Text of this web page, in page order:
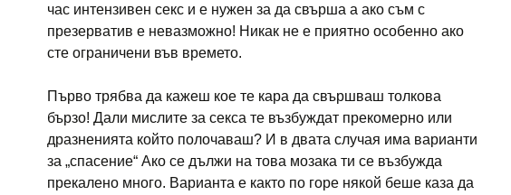
час интензивен секс и е нужен за да свърша а ако съм с
презерватив е невазможно! Никак не е приятно особенно ако
сте ограничени във времето.
Първо трябва да кажеш кое те кара да свършваш толкова
бързо! Дали мислите за секса те възбуждат прекомерно или
дразненията който полочаваш? И в двата случая има варианти
за „спасение“ Ако се дължи на това мозака ти се възбужда
прекалено много. Варианта е както по горе някой беше каза да